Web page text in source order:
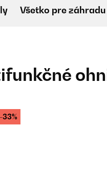
Všetko pre záhradu
-33%